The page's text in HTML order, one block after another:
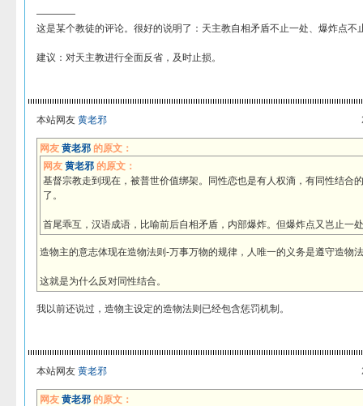
————
这是某个教徒的评论。很好的说明了：天主教自相矛盾不止一处、爆炸点不
建议：对天主教进行全面反省，及时止损。
本站网友 黄老邪
网友 黄老邪的原文：
网友 黄老邪的原文：
基督宗教走到现在，被普世价值绑架。同性恋也是有人权滴，有同性结合
了。
首尾乖互，汉语成语，比喻前后自相矛盾，内部爆炸。但爆炸点又岂止一
造物主的意志体现在造物法则-万事万物的规律，人唯一的义务是遵守造物
这就是为什么反对同性结合。
我以前还说过，造物主设定的造物法则已经包含惩罚机制。
本站网友 黄老邪
网友 黄老邪的原文：